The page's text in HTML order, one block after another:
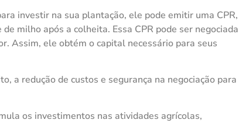
investir na sua plantação, ele pode emitir uma CPR,
milho após a colheita. Essa CPR pode ser negociada
Assim, ele obtém o capital necessário para seus
a redução de custos e segurança na negociação para
os investimentos nas atividades agrícolas,